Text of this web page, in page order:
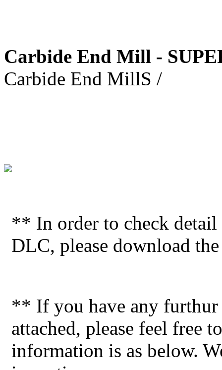
Carbide End Mill -
Carbide End MillS /
** In order to check
DLC, please download
** If you have any furthur
attached, please feel free
information is as below.